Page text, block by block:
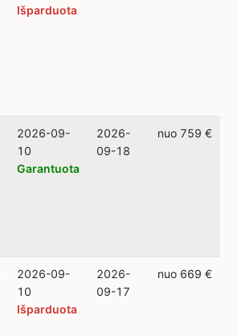
Išparduota
2026-09-
10
Garantuota
2026-
09-18
nuo 759 €
2026-09-
10
Išparduota
2026-
09-17
nuo 669 €